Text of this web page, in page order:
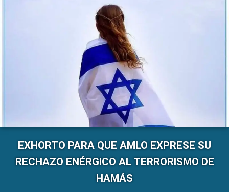
EXHORTO PARA QUE AMLO EXPRESE SU
RECHAZO ENÉRGICO AL TERRORISMO DE
HAMÁS